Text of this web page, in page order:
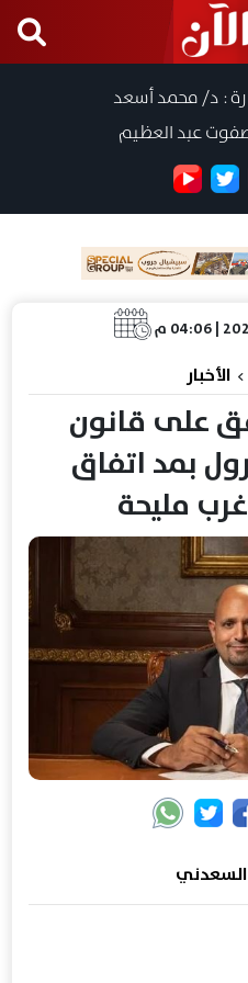
: د/ محمد أسعد
صفوت عبد العظيم
الأخبار
على قانون
بمد اتفاق
مليحة